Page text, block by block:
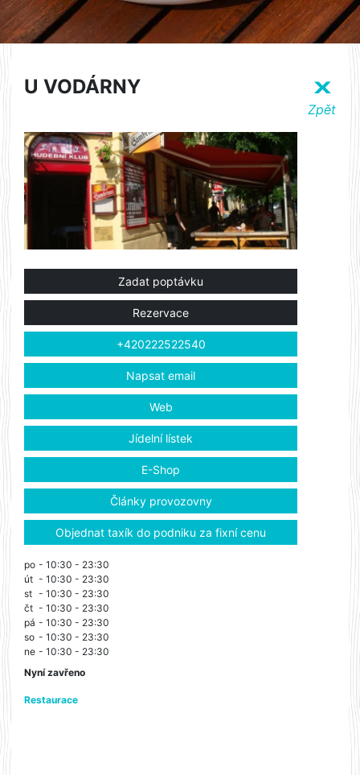
U VODÁRNY X
Zpět
Zadat poptávku
Rezervace
+420222522540
Napsat email
Web
Jídelní lístek
E-Shop
Články provozovny
Objednat taxík do podniku za fixní cenu
po - 10:30 - 23:30
út - 10:30 - 23:30
st - 10:30 - 23:30
čt - 10:30 - 23:30
pá - 10:30 - 23:30
so - 10:30 - 23:30
ne - 10:30 - 23:30
Nyní zavřeno
Restaurace